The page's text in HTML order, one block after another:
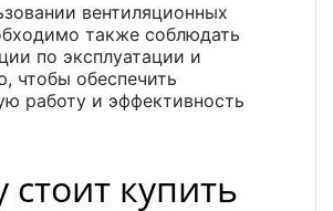
вентиляционных
также соблюдать
по эксплуатации и
чтобы обеспечить
работу и эффективность
купить